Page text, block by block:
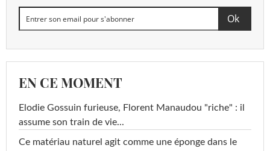
EN CE MOMENT
Elodie Gossuin furieuse, Florent Manaudou "riche" : il
assume son train de vie...
Ce matériau naturel agit comme une éponge dans le